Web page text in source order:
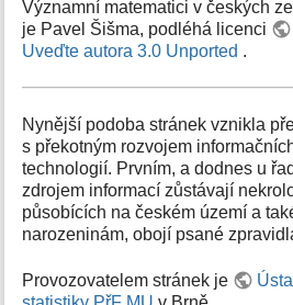
Významní matematici v českých
je Pavel Šišma, podléhá licenci
Uveďte autora 3.0 Unported .
Nynější podoba stránek vznikla
s překotným rozvojem
technologií. Prvním, a dodnes u
zdrojem informací zůstávají
působících na českém území a
narozeninám, obojí psané
Provozovatelem stránek je